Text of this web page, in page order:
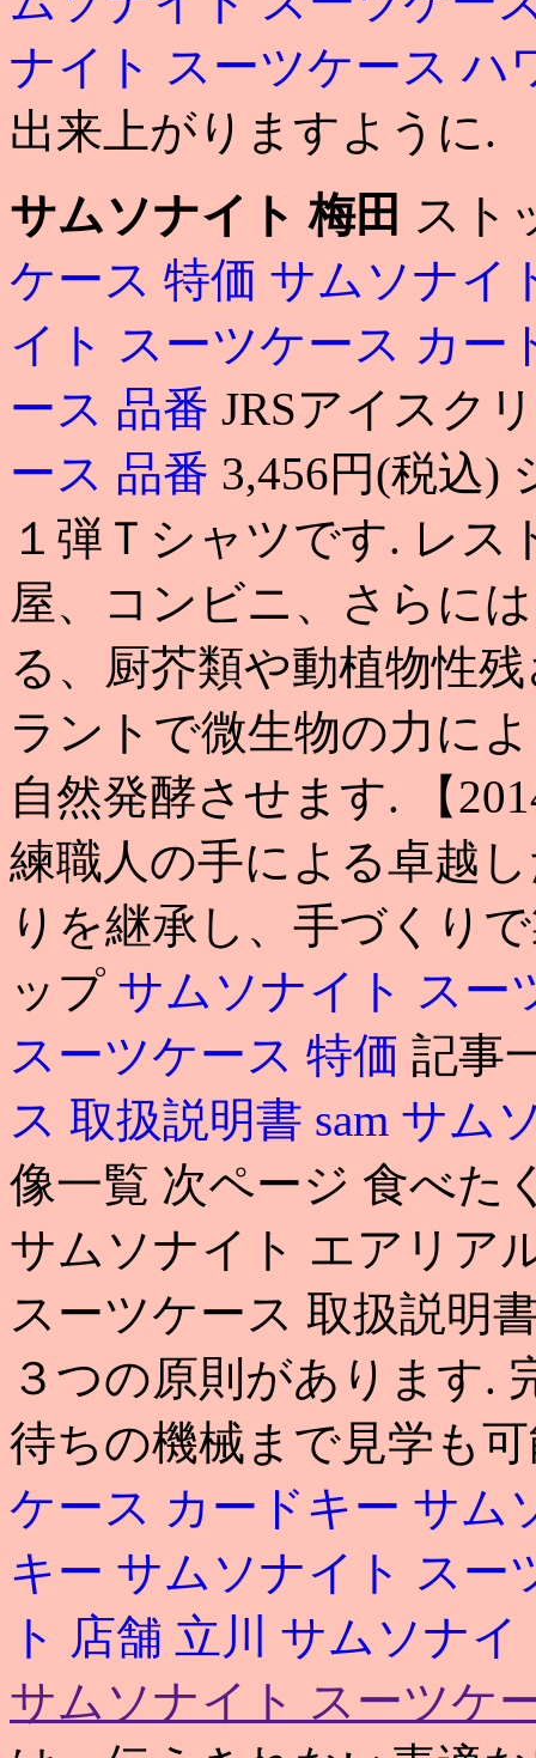
ナイト スーツケース ハ
出来上がりますように.
サムソナイト 梅田 スト
ケース 特価 サムソナイ
イト スーツケース カー
ース 品番 JRSアイスク
ース 品番 3,456円(税込)
１弾Ｔシャツです. レス
屋、コンビニ、さらに
る、厨芥類や動植物性
ラントで微生物の力に
自然発酵させます. 【
練職人の手による卓越
りを継承し、手づくり
ップ サムソナイト スー
スーツケース 特価 記事
ス 取扱説明書 sam サム
像一覧 次ページ 食べた
サムソナイト エアリア
スーツケース 取扱説明
３つの原則があります.
待ちの機械まで見学も
ケース カードキー サム
キー サムソナイト スー
ト 店舗 立川 サムソナイ
サムソナイト スーツケ